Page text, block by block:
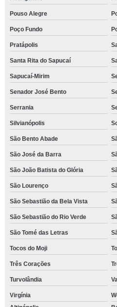
Pouso Alegre
Poço Fundo
Pratápolis
Santa Rita do Sapucaí
Sapucaí-Mirim
Senador José Bento
Serrania
Silvianópolis
São Bento Abade
São José da Barra
São João Batista do Glória
São Lourenço
São Sebastião da Bela Vista
São Sebastião do Rio Verde
São Tomé das Letras
Tocos do Moji
Três Corações
Turvolândia
Virgínia